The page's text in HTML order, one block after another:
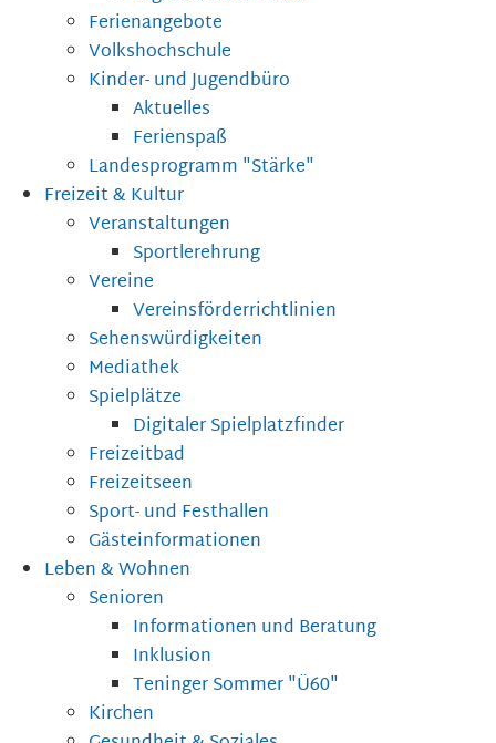
Ferienangebote
Volkshochschule
Kinder- und Jugendbüro
Aktuelles
Ferienspaß
Landesprogramm "Stärke"
Freizeit & Kultur
Veranstaltungen
Sportlerehrung
Vereine
Vereinsförderrichtlinien
Sehenswürdigkeiten
Mediathek
Spielplätze
Digitaler Spielplatzfinder
Freizeitbad
Freizeitseen
Sport- und Festhallen
Gästeinformationen
Leben & Wohnen
Senioren
Informationen und Beratung
Inklusion
Teninger Sommer "Ü60"
Kirchen